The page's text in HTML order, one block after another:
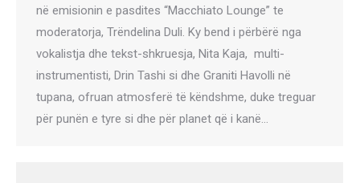
në emisionin e pasdites “Macchiato Lounge” te
moderatorja, Trëndelina Duli. Ky bend i përbërë nga
vokalistja dhe tekst-shkruesja, Nita Kaja, multi-
instrumentisti, Drin Tashi si dhe Graniti Havolli në
tupana, ofruan atmosferë të këndshme, duke treguar
për punën e tyre si dhe për planet që i kanë…